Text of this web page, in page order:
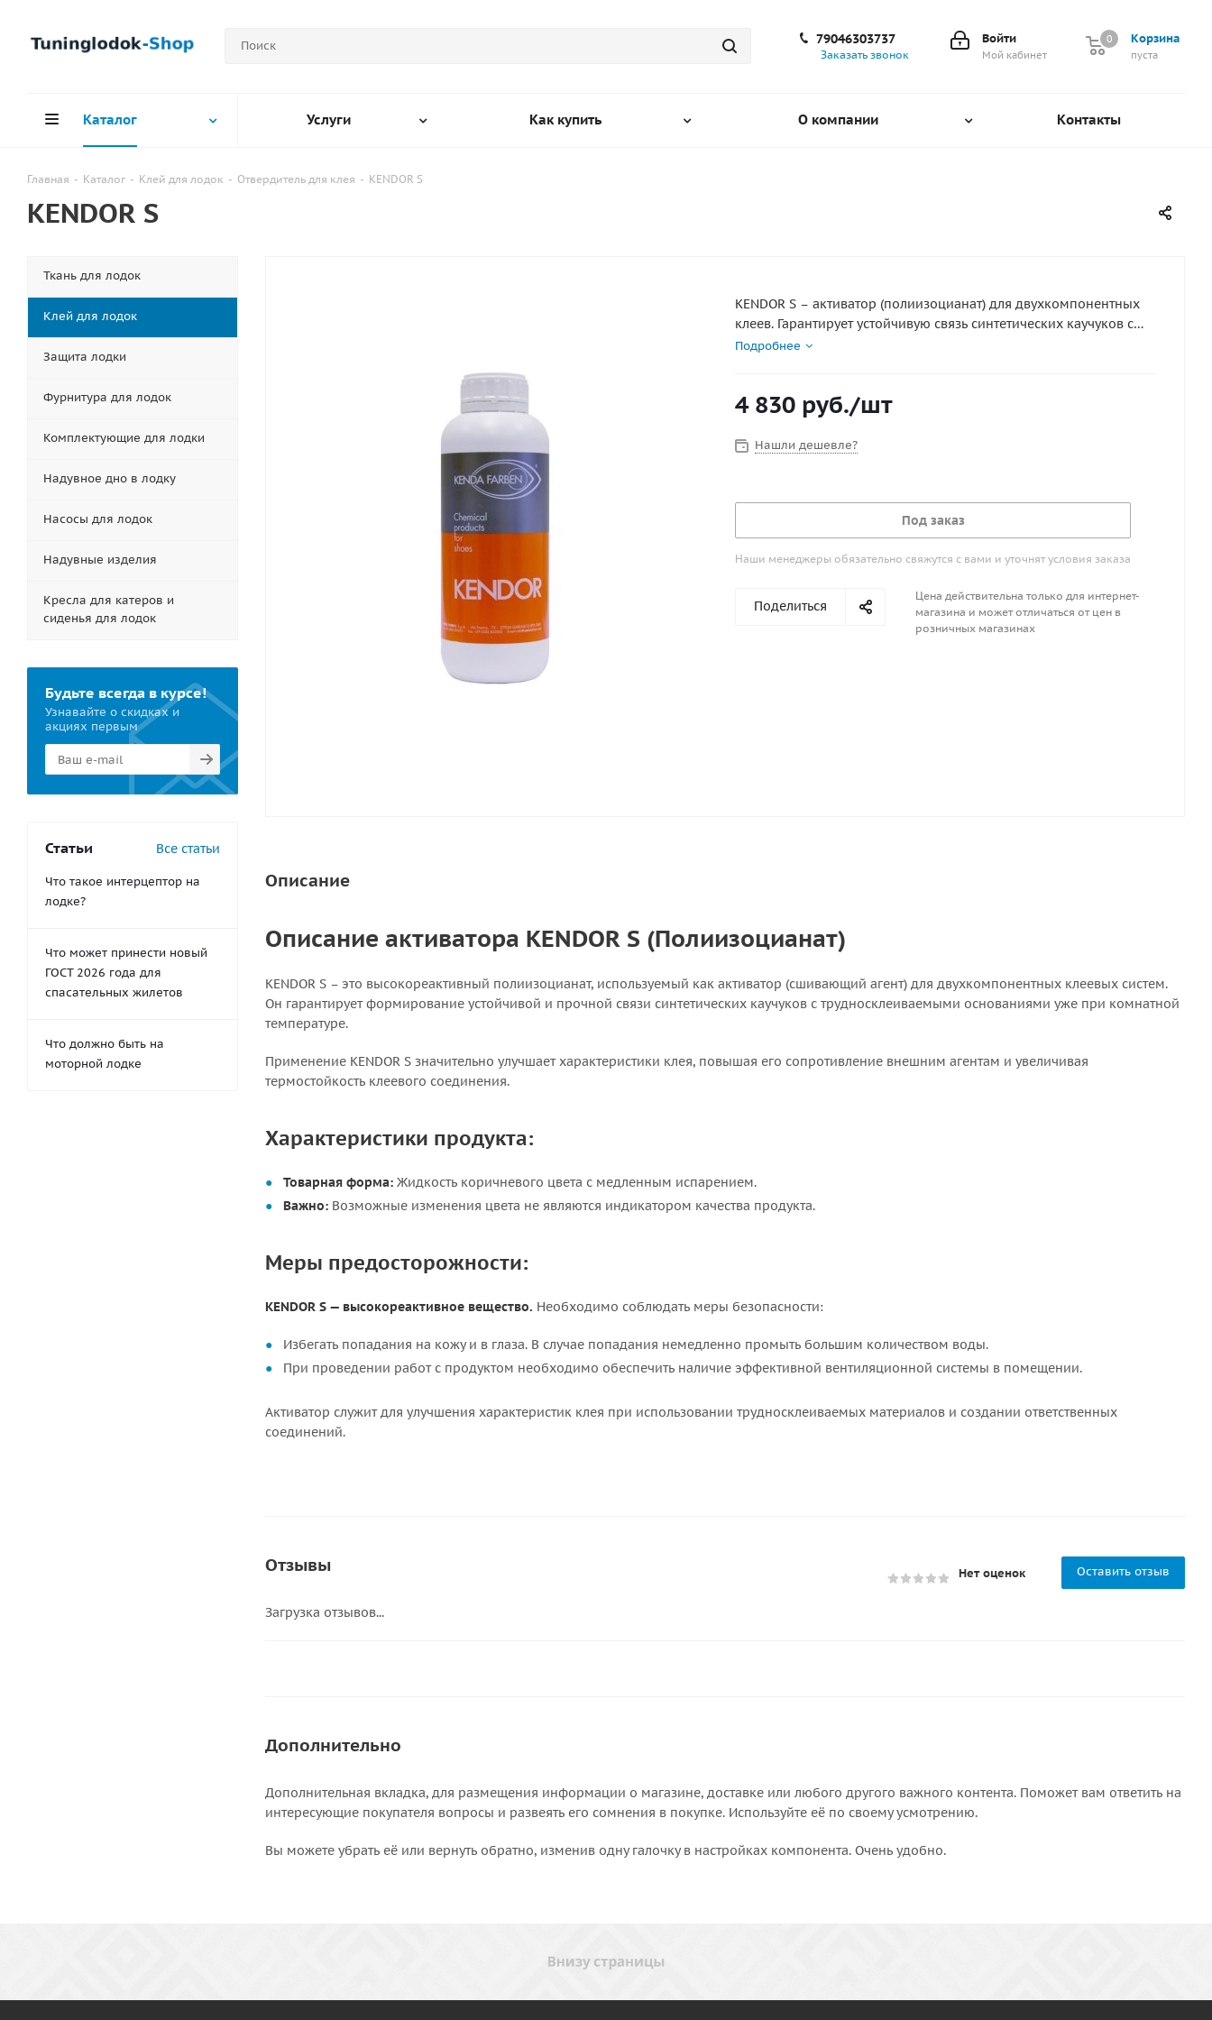
Корзина
0
пуста
0
Войти
Мой кабинет
79046303737
Заказать звонок
Каталог Услуги Как купить О компании Контакты
Главная - Каталог - Клей для лодок - Отвердитель для клея - KENDOR S
KENDOR S
KENDOR S – активатор (полиизоцианат) для двухкомпонентных
клеев. Гарантирует устойчивую связь синтетических каучуков с
трудносклеиваемыми основами, повышает сопротивление
Подробнее
4 830 руб./шт
Нашли дешевле?
Под заказ
Наши менеджеры обязательно свяжутся с вами и уточнят условия заказа
Поделиться
Цена действительна только для интернет-
магазина и может отличаться от цен в
розничных магазинах
Описание
Описание активатора KENDOR S (Полиизоцианат)
KENDOR S – это высокореактивный полиизоцианат, используемый как активатор (сшивающий агент) для двухкомпонентных клеевых систем.
Он гарантирует формирование устойчивой и прочной связи синтетических каучуков с трудносклеиваемыми основаниями уже при комнатной
температуре.
Применение KENDOR S значительно улучшает характеристики клея, повышая его сопротивление внешним агентам и увеличивая
термостойкость клеевого соединения.
Характеристики продукта:
Товарная форма: Жидкость коричневого цвета с медленным испарением.
Важно: Возможные изменения цвета не являются индикатором качества продукта.
Меры предосторожности:
KENDOR S — высокореактивное вещество. Необходимо соблюдать меры безопасности:
Избегать попадания на кожу и в глаза. В случае попадания немедленно промыть большим количеством воды.
При проведении работ с продуктом необходимо обеспечить наличие эффективной вентиляционной системы в помещении.
Активатор служит для улучшения характеристик клея при использовании трудносклеиваемых материалов и создании ответственных
соединений.
Отзывы Нет оценок Оставить отзыв
Загрузка отзывов...
Дополнительно
Дополнительная вкладка, для размещения информации о магазине, доставке или любого другого важного контента. Поможет вам ответить на
интересующие покупателя вопросы и развеять его сомнения в покупке. Используйте её по своему усмотрению.
Вы можете убрать её или вернуть обратно, изменив одну галочку в настройках компонента. Очень удобно.
Ткань для лодок
Клей для лодок
Защита лодки
Фурнитура для лодок
Комплектующие для лодки
Надувное дно в лодку
Насосы для лодок
Надувные изделия
Кресла для катеров и
сиденья для лодок
Будьте всегда в курсе!
Узнавайте о скидках и
акциях первым
Статьи Все статьи
Что такое интерцептор на
лодке?
Что может принести новый
ГОСТ 2026 года для
спасательных жилетов
Что должно быть на
моторной лодке